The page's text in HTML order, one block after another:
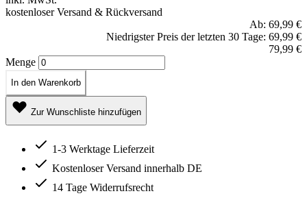
kostenloser Versand & Rückversand
Ab: 69,99 €
Niedrigster Preis der letzten 30 Tage: 69,99 €
79,99 €
Menge
In den Warenkorb
Zur Wunschliste hinzufügen
1-3 Werktage Lieferzeit
Kostenloser Versand innerhalb DE
14 Tage Widerrufsrecht